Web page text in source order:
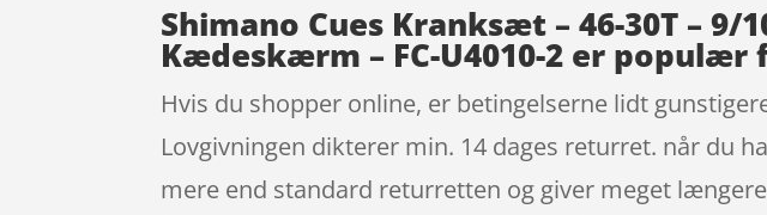
Shimano Cues Kranksæt – 46-30T – 9/
Kædeskærm – FC-U4010-2 er
Hvis du shopper online, er betingelserne lidt
Lovgivningen dikterer min. 14 dages returret. når du
mere end standard returretten og giver meget